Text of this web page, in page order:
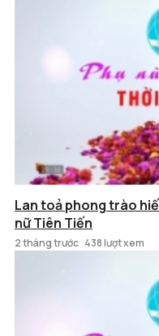
Lan toả phong trào
nữ Tiên Tiến
2 tháng trước 438 lượt xem